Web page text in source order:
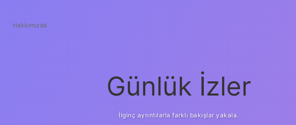
Hakkımızda
Günlük İzler
İlginç ayrıntılarla farklı bakışlar yakala.